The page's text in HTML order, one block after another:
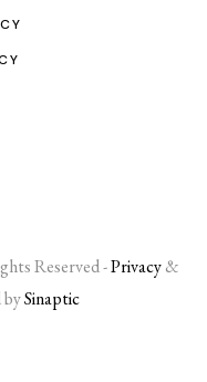
Reserved -Privacy&
bySinaptic